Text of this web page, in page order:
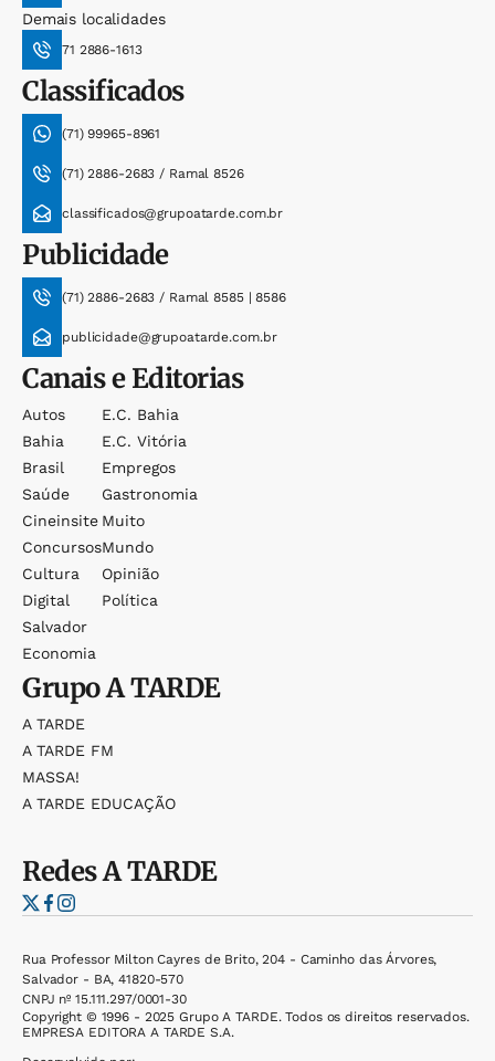
Demais localidades
71 2886-1613
Classificados
(71) 99965-8961
(71) 2886-2683 / Ramal 8526
classificados@grupoatarde.com.br
Publicidade
(71) 2886-2683 / Ramal 8585 | 8586
publicidade@grupoatarde.com.br
Canais e Editorias
Autos
Bahia
Brasil
Saúde
Cineinsite
Concursos
Cultura
Digital
Salvador
Economia
E.c. Bahia
E.c. Vitória
Empregos
Gastronomia
Muito
Mundo
Opinião
Política
GrupoA TARDE
A TARDE
A TARDE FM
MASSA!
A TARDE EDUCAÇÃO
RedesA TARDE
Rua Professor Milton Cayres de Brito, 204 - Caminho das Árvores,
Salvador - BA, 41820-570
CNPJ nº 15.111.297/0001-30
Copyright © 1996 - 2025 Grupo A TARDE. Todos os direitos reservados.
EMPRESA EDITORA A TARDE S.A.